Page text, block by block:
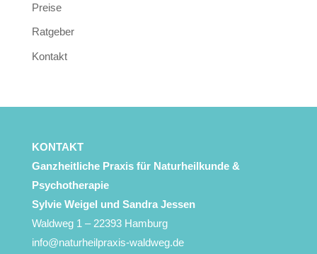
Preise
Ratgeber
Kontakt
KONTAKT
Ganzheitliche Praxis für Naturheilkunde &
Psychotherapie
Sylvie Weigel und Sandra Jessen
Waldweg 1 – 22393 Hamburg
info@naturheilpraxis-waldweg.de